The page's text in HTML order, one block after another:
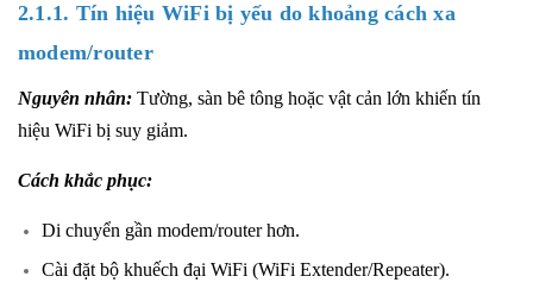
2.1.1. Tín hiệu WiFi bị yếu do khoảng cách xa
modem/router
Nguyên nhân: Tường, sàn bê tông hoặc vật cản lớn khiến tín
hiệu WiFi bị suy giảm.
Cách khắc phục:
Di chuyển gần modem/router hơn.
Cài đặt bộ khuếch đại WiFi (WiFi Extender/Repeater).